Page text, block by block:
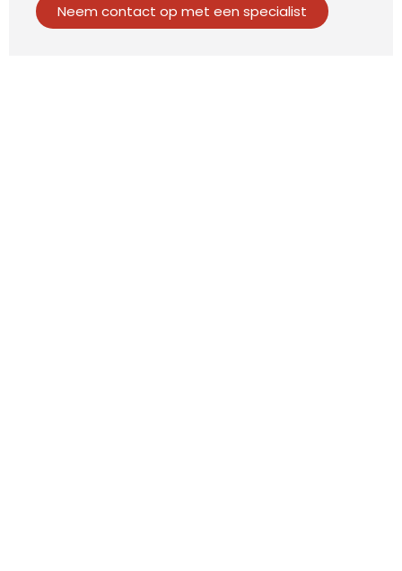
Neem contact op met een specialist